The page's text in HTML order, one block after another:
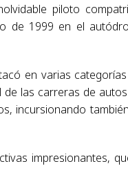
piloto
de 1999 en el
en varias
las carreras de
incursionando
impresionantes,